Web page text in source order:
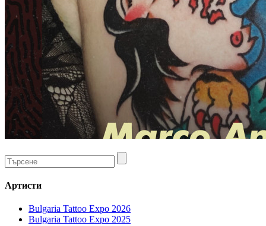
Артисти
Bulgaria Tattoo Expo 2026
Bulgaria Tattoo Expo 2025